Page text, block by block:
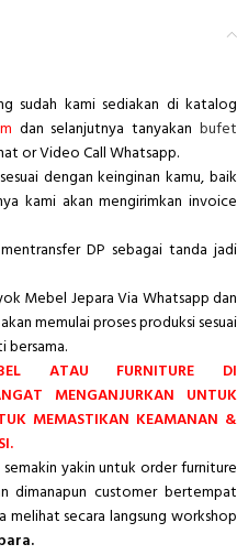
sudah kami sediakan di katalog
dan selanjutnya tanyakanbufet
or Video Call Whatsapp.
dengan keinginan kamu, baik
kami akan mengirimkan invoice
DP sebagai tanda jadi
Mebel Jepara Via Whatsapp dan
memulai proses produksi sesuai
bersama.
ATAU FURNITURE DI
MENGANJURKAN UNTUK
MEMASTIKAN KEAMANAN &
yakin untuk order furniture
dimanapun customer bertempat
melihat secara langsung workshop